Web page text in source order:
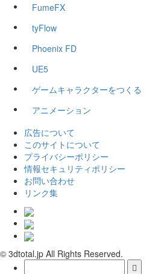
FumeFX
tyFlow
Phoenix FD
UE5
ゲームキャラクターをつくる
アニメーション
広告について
このサイトについて
プライバシーポリシー
情報セキュリティポリシー
お問い合わせ
リンク集
© 3dtotal.jp All Rights Reserved.